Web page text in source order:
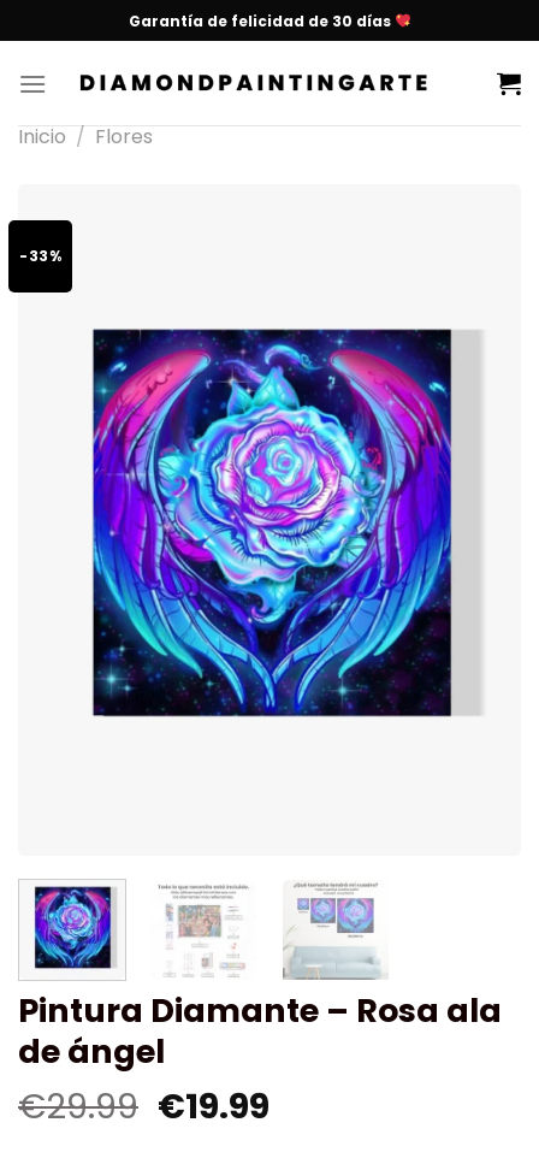
Garantía de felicidad de 30 días
Inicio / Flores
-33%
Pintura Diamante – Rosa ala
de ángel
€29.99 €19.99